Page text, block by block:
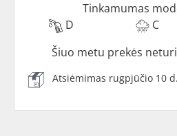
Tinkamumas
D
C
Šiuo metu prekės
Atsiėmimas rugpjūčio 10 d.